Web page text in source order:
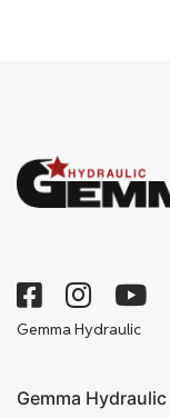
Gemma Hydraulic
Gemma